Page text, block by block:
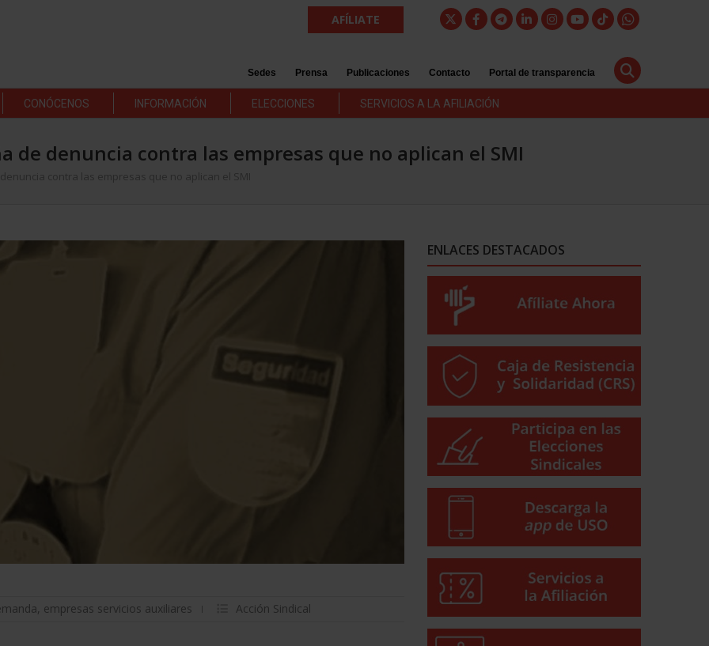
AFÍLIATE
Sedes Prensa Publicaciones Contacto Portal de transparencia
CONÓCENOS INFORMACIÓN ELECCIONES SERVICIOS A LA AFILIACIÓN
de denuncia contra las empresas que no aplican el SMI
contra las empresas que no aplican el SMI
, empresas servicios auxiliares Acción Sindical
ENLACES DESTACADOS